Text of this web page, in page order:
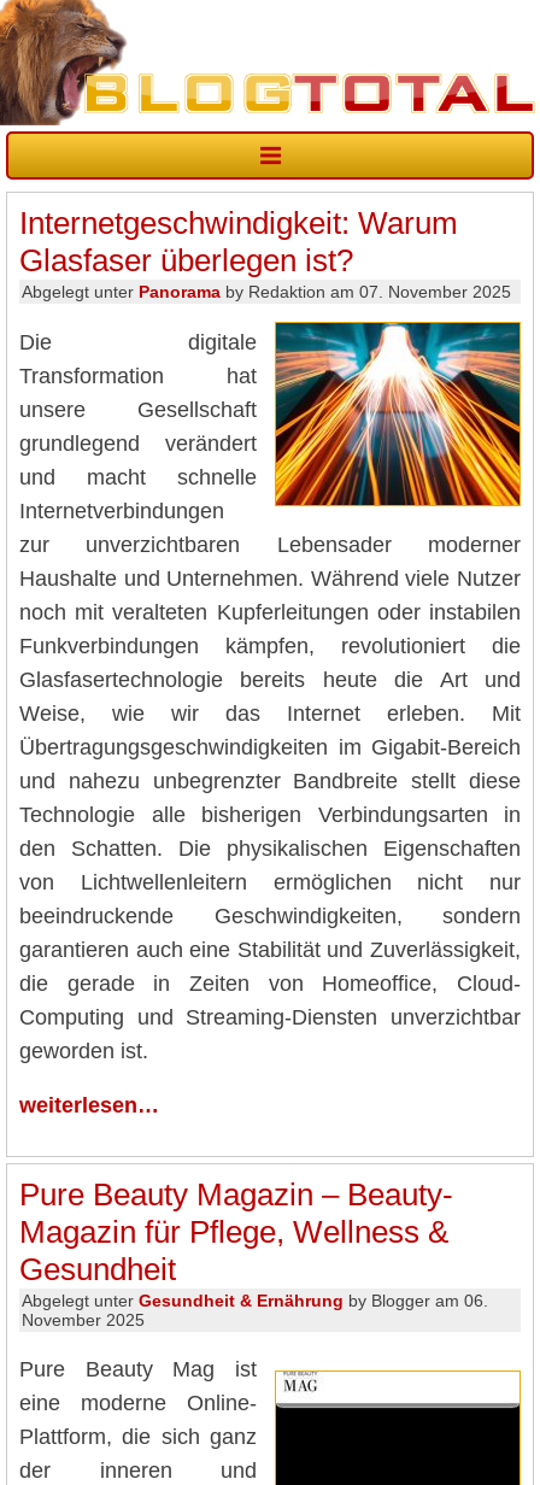
Internetgeschwindigkeit: Warum
Glasfaser überlegen ist?
Abgelegt unter Panorama by Redaktion am 07. November 2025
Die digitale
Transformation hat
unsere Gesellschaft
grundlegend verändert
und macht schnelle
Internetverbindungen
zur unverzichtbaren Lebensader moderner
Haushalte und Unternehmen. Während viele Nutzer
noch mit veralteten Kupferleitungen oder instabilen
Funkverbindungen kämpfen, revolutioniert die
Glasfasertechnologie bereits heute die Art und
Weise, wie wir das Internet erleben. Mit
Übertragungsgeschwindigkeiten im Gigabit-Bereich
und nahezu unbegrenzter Bandbreite stellt diese
Technologie alle bisherigen Verbindungsarten in
den Schatten. Die physikalischen Eigenschaften
von Lichtwellenleitern ermöglichen nicht nur
beeindruckende Geschwindigkeiten, sondern
garantieren auch eine Stabilität und Zuverlässigkeit,
die gerade in Zeiten von Homeoffice, Cloud-
Computing und Streaming-Diensten unverzichtbar
geworden ist.
weiterlesen…
Pure Beauty Magazin – Beauty-
Magazin für Pflege, Wellness &
Gesundheit
Abgelegt unter Gesundheit & Ernährung by Blogger am 06.
November 2025
Pure Beauty Mag ist
eine moderne Online-
Plattform, die sich ganz
der inneren und